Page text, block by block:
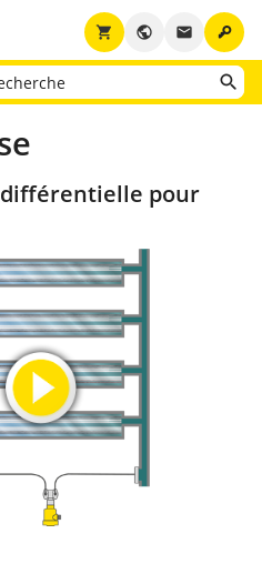
key
email
public
shopping_cart
pour